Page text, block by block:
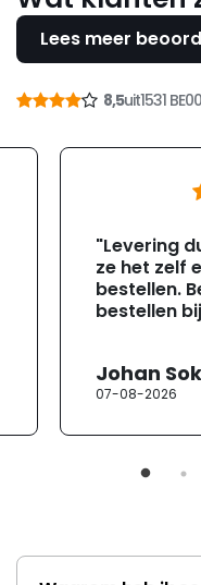
Lees meer
8,5uit1531
"Levering
ze het zelf
bestellen.
bestellen
Johan Sok
07-08-2026